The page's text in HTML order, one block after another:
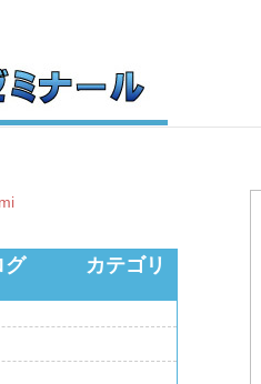
ログ カテゴリ